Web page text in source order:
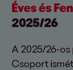
Éves és
2025/26
A 2025/26-os
Csoport